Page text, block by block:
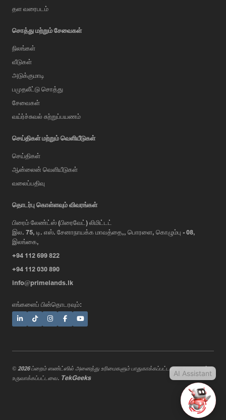
தள வரைபடம்
சொத்து மற்றும் சேவைகள்
நிலங்கள்
வீடுகள்
அடுக்குமாடி
பமுதலீட்டு சொத்து
சேவைகள்
வய்ர்ச்சுவல் சுற்றுப்பயணம்
செய்திகள் மற்றும் வெளியீடுகள்
செய்திகள்
ஆன்லைன் வெளியீடுகள்
வலைப்பதிவு
தொடர்பு கொள்ளவும் விவரங்கள்
பிரைம் லேண்ட்ஸ் (பிரைவேட்) லிமிட்டட்
இல. 75, டி. எஸ். சேனாநாயக்க மாவத்தை,, பொரளை, கொழும்பு - 08,
இலங்கை,
+94 112 699 822
+94 112 030 890
info@primelands.lk
எங்களைப் பின்தொடரவும்:
© 2026 ப்றைம் ஸண்ட்ஸில் அனைத்து உரிமைகளும் பாதுகாக்கப்பட்டவை. வடிவமைத்து
உருவாக்கப்பட்டவை. TekGeeks AI Assistant